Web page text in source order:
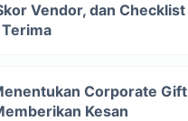
Vendor, dan Checklist
Corporate Gift
Kesan